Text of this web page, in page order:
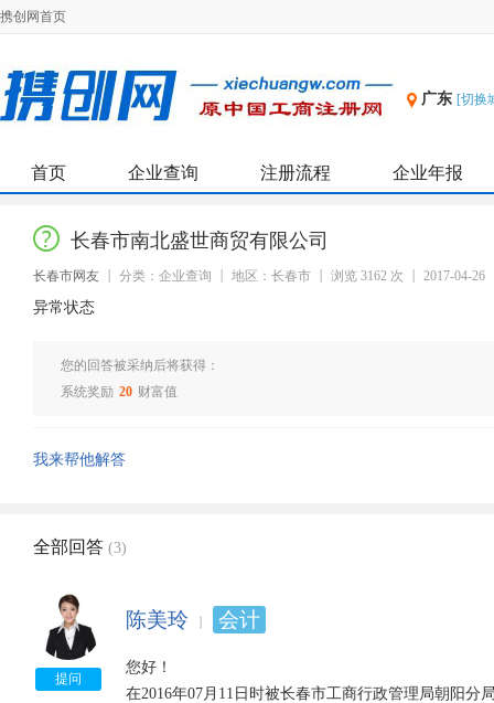
携创网首页
广东 [切换
首页 企业查询 注册流程 企业年报
长春市南北盛世商贸有限公司
长春市网友 分类：企业查询 地区：长春市 浏览 3162 次 2017-04-26
异常状态
您的回答被采纳后将获得：
系统奖励 20 财富值
我来帮他解答
全部回答 (3)
提问
陈美玲 会计
您好！
在2016年07月11日时被长春市工商行政管理局朝阳分